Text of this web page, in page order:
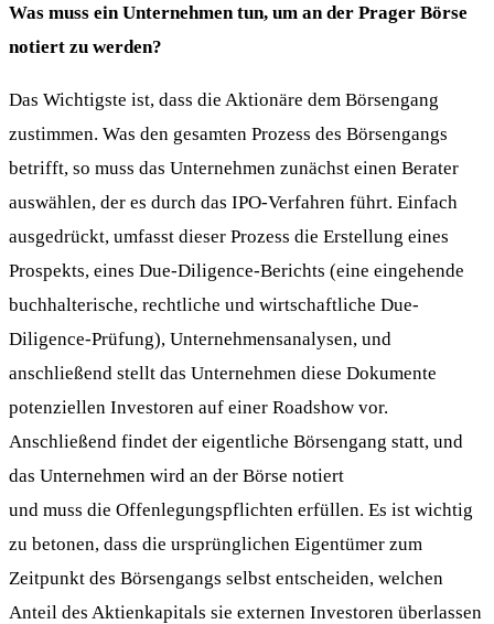
Was muss ein Unternehmen tun, um an der Prager Börse
notiert zu werden?
Das Wichtigste ist, dass die Aktionäre dem Börsengang
zustimmen. Was den gesamten Prozess des Börsengangs
betrifft, so muss das Unternehmen zunächst einen Berater
auswählen, der es durch das IPO-Verfahren führt. Einfach
ausgedrückt, umfasst dieser Prozess die Erstellung eines
Prospekts, eines Due-Diligence-Berichts (eine eingehende
buchhalterische, rechtliche und wirtschaftliche Due-
Diligence-Prüfung), Unternehmensanalysen, und
anschließend stellt das Unternehmen diese Dokumente
potenziellen Investoren auf einer Roadshow vor.
Anschließend findet der eigentliche Börsengang statt, und
das Unternehmen wird an der Börse notiert
und muss die Offenlegungspflichten erfüllen. Es ist wichtig
zu betonen, dass die ursprünglichen Eigentümer zum
Zeitpunkt des Börsengangs selbst entscheiden, welchen
Anteil des Aktienkapitals sie externen Investoren überlassen